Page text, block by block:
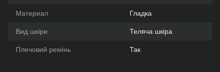
Материал Гладка
Вид шкіри Теляча шкіра
Плечовий ремінь Так